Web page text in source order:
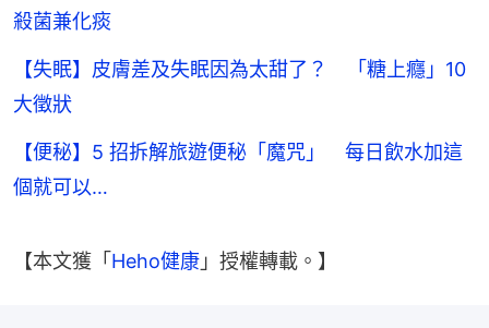
殺菌兼化痰
【失眠】皮膚差及失眠因為太甜了？ 「糖上癮」10
大徵狀
【便秘】5 招拆解旅遊便秘「魔咒」 每日飲水加這
個就可以…
【本文獲「 Heho健康 」授權轉載。】